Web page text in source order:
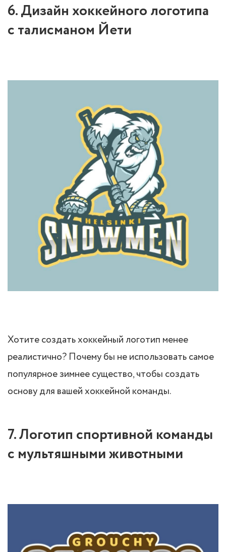
6. Дизайн хоккейного логотипа
с талисманом Йети
Хотите создать хоккейный логотип менее
реалистично? Почему бы не использовать самое
популярное зимнее существо, чтобы создать
основу для вашей хоккейной команды.
7. Логотип спортивной команды
с мультяшными животными